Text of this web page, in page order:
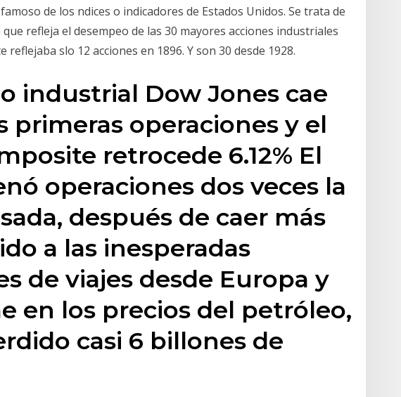
de los ndices o indicadores de Estados Unidos. Se trata de
refleja el desempeo de las 30 mayores acciones industriales
reflejaba slo 12 acciones en 1896. Y son 30 desde 1928.
industrial Dow Jones cae
primeras operaciones y el
retrocede 6.12% El
operaciones dos veces la
después de caer más
a las inesperadas
de viajes desde Europa y
en los precios del petróleo,
casi 6 billones de